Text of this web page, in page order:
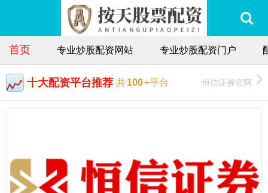
首页 专业炒股配资网站 专业炒股配资门户
十大配资平台推荐 共100+平台 恒信证券官网